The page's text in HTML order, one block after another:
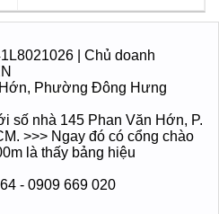
| Chủ doanh
, Phường Đông Hưng
số nhà 145 Phan Văn Hớn, P.
>>> Ngay đó có cổng chào
là thấy bảng hiệu
- 0909 669 020